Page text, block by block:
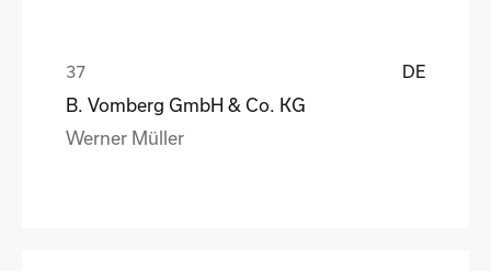
DE
B. Vomberg GmbH & Co. KG
Werner Müller